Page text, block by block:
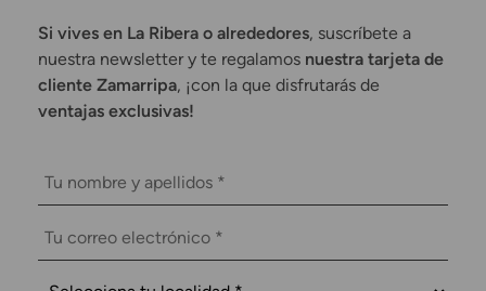
Si vives en La Ribera o alrededores, suscríbete a
nuestra newsletter y te regalamos nuestra tarjeta de
cliente Zamarripa, ¡con la que disfrutarás de
ventajas exclusivas!